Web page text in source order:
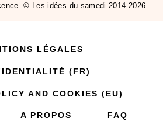
© Les idées du samedi 2014-2026
LÉGALES
(FR)
AND COOKIES (EU)
A PROPOS FAQ